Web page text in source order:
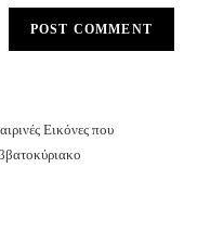
Εικόνες που